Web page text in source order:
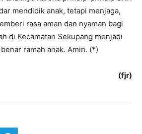
mendidik anak, tetapi menjaga,
rasa aman dan nyaman bagi
di Kecamatan Sekupang menjadi
ramah anak. Amin. (*)
(fjr)